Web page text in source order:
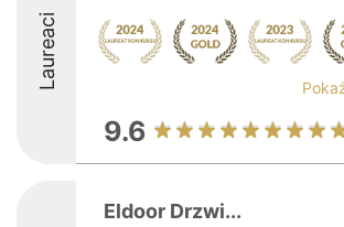
Laureaci
9.6
Eldoor Drzwi...